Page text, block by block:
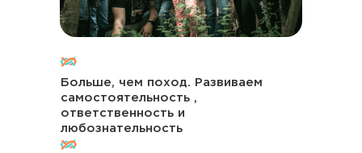
Больше, чем поход. Развиваем
самостоятельность ,
ответственность и
любознательность
Купить билеты
Выберите подходящие для вас